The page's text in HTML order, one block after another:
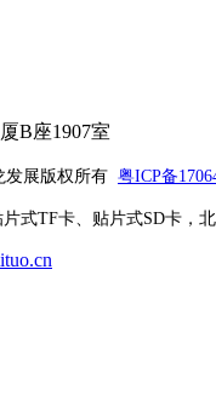
B座1907室
发展版权所有 粤ICP备
式TF卡、贴片式SD卡，